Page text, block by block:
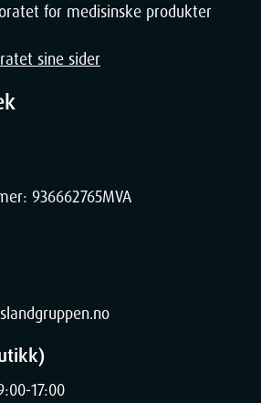
for medisinske produkter
sine sider
936662765MVA
17:00